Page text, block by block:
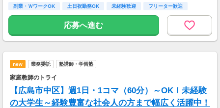
田町（岡山県）駅（岡山電気軌道）-4分
エリア内で案件多数！あなたに合った案件をご
紹介いたします。
駅,胡町駅,八丁堀駅,立町駅,紙屋町東駅,袋町駅,
中電前駅,市役所前駅,鷹野橋駅,日赤病院前駅,広
駅,本川町駅,十日
副業・ＷワークOK
土日祝勤務OK 未経験歓迎 フリーター歓迎
応募へ進む
new 業務委託 塾講師・学習塾
家庭教師のトライ
【広島市中区】週1日・1コマ（60分）～OK！未経験
の大学生～経験豊富な社会人の方まで幅広く活躍中！